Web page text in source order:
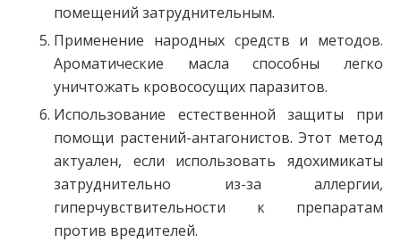
помещений затруднительным.
Применение народных средств и методов.
Ароматические масла способны легко
уничтожать кровососущих паразитов.
Использование естественной защиты при
помощи растений-антагонистов. Этот метод
актуален, если использовать ядохимикаты
затруднительно из-за аллергии,
гиперчувствительности к препаратам
против вредителей.